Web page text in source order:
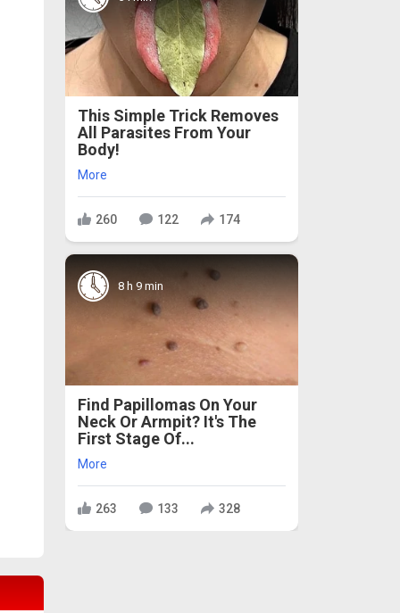
This Simple Trick Removes
All Parasites From Your
Body!
More
260 122 174
8 h 9 min
Find Papillomas On Your
Neck Or Armpit? It's The
First Stage Of...
More
263 133 328